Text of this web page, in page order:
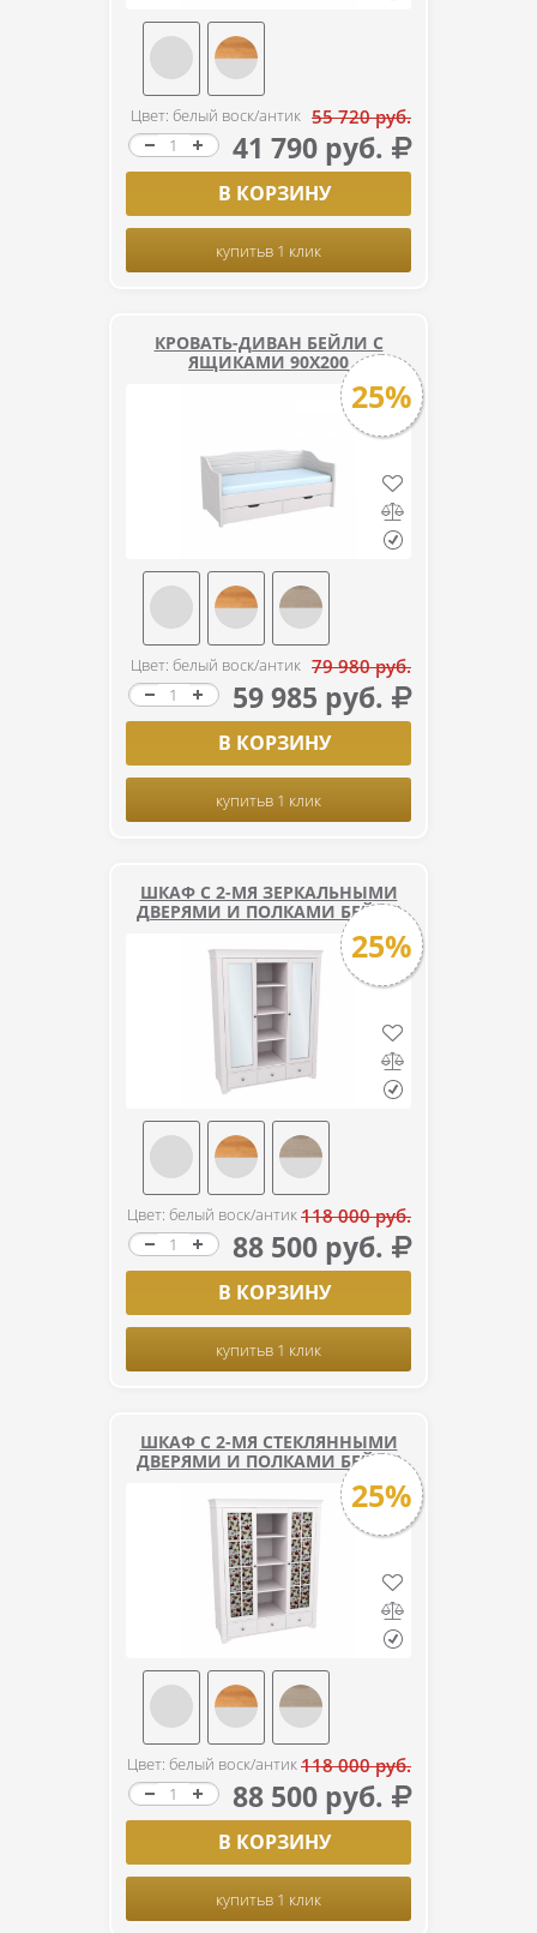
Цвет: белый воск/антик 55 720 руб.
41 790 руб.
В КОРЗИНУ
купитьв 1 клик
КРОВАТЬ-ДИВАН БЕЙЛИ С
ЯЩИКАМИ 90Х200
25%
Цвет: белый воск/антик 79 980 руб.
59 985 руб.
В КОРЗИНУ
купитьв 1 клик
ШКАФ С 2-МЯ ЗЕРКАЛЬНЫМИ
ДВЕРЯМИ И ПОЛКАМИ БЕЙЛИ
25%
Цвет: белый воск/антик118 000 руб.
88 500 руб.
В КОРЗИНУ
купитьв 1 клик
ШКАФ С 2-МЯ СТЕКЛЯННЫМИ
ДВЕРЯМИ И ПОЛКАМИ БЕЙЛИ
25%
Цвет: белый воск/антик118 000 руб.
88 500 руб.
В КОРЗИНУ
купитьв 1 клик